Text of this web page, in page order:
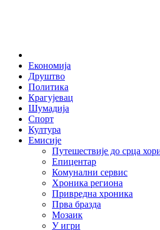
Економија
Друштво
Политика
Крагујевац
Шумадија
Спорт
Култура
Емисије
Путешествије до срца
Епицентар
Комунални сервис
Хроника региона
Привредна хроника
Прва бразда
Мозаик
У игри